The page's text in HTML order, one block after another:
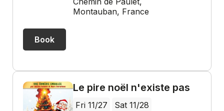
Montauban, France
Book
Le pire noël n'existe pas
Fri 11/27
Sat 11/28